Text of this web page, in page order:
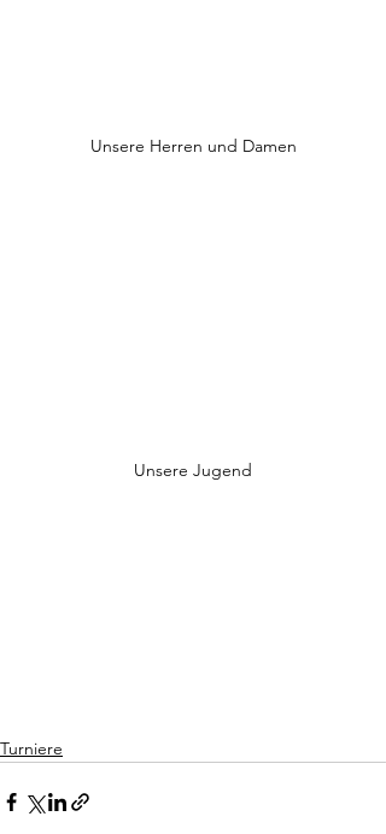
Unsere Herren und Damen
Unsere Jugend
Turniere